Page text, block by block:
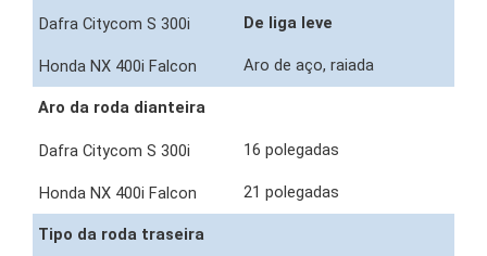
De liga leve
Aro de aço, raiada
Aro da roda dianteira
16 polegadas
21 polegadas
Tipo da roda traseira